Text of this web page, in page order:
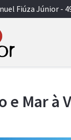
Fiúza Júnior -
e Mar à